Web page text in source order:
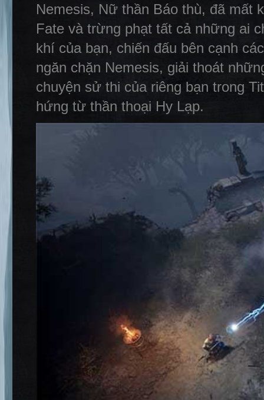
Nemesis, Nữ thần Báo thù, đã mất
Fate và trừng phạt tất cả những ai
khí của bạn, chiến đấu bên cạnh
ngăn chặn Nemesis, giải thoát
chuyện sử thi của riêng bạn trong
hứng từ thần thoại Hy Lạp.